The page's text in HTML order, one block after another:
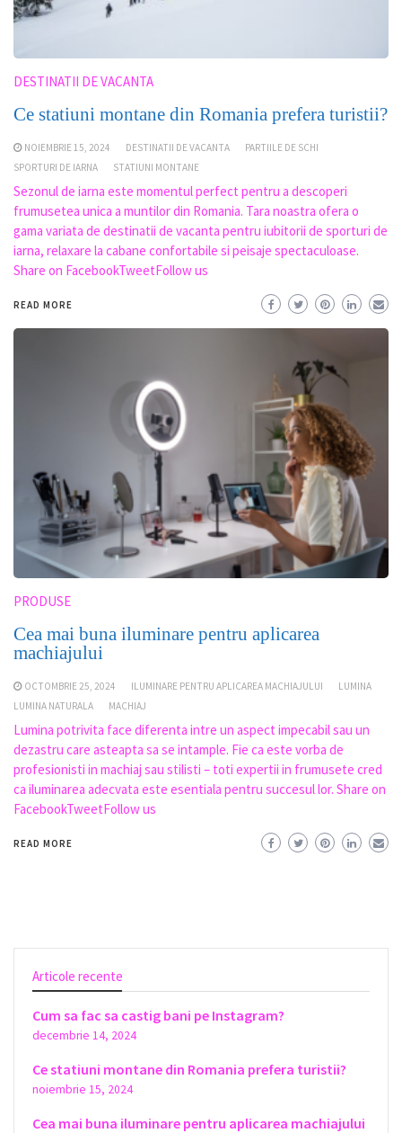
DESTINATII DE VACANTA
Ce statiuni montane din Romania prefera turistii?
NOIEMBRIE 15, 2024 DESTINATII DE VACANTA
PARTIILE DE SCHI
SPORTURI DE IARNA
STATIUNI MONTANE
Sezonul de iarna este momentul perfect pentru a descoperi
frumusetea unica a muntilor din Romania. Tara noastra ofera o
gama variata de destinatii de vacanta pentru iubitorii de sporturi de
iarna, relaxare la cabane confortabile si peisaje spectaculoase.
Share on FacebookTweetFollow us
READ MORE
PRODUSE
Cea mai buna iluminare pentru aplicarea
machiajului
OCTOMBRIE 25, 2024 ILUMINARE PENTRU APLICAREA MACHIAJULUI
LUMINA
LUMINA NATURALA
MACHIAJ
Lumina potrivita face diferenta intre un aspect impecabil sau un
dezastru care asteapta sa se intample. Fie ca este vorba de
profesionisti in machiaj sau stilisti – toti expertii in frumusete cred
ca iluminarea adecvata este esentiala pentru succesul lor. Share on
FacebookTweetFollow us
READ MORE
Articole recente
Cum sa fac sa castig bani pe Instagram?
decembrie 14, 2024
Ce statiuni montane din Romania prefera turistii?
noiembrie 15, 2024
Cea mai buna iluminare pentru aplicarea machiajului